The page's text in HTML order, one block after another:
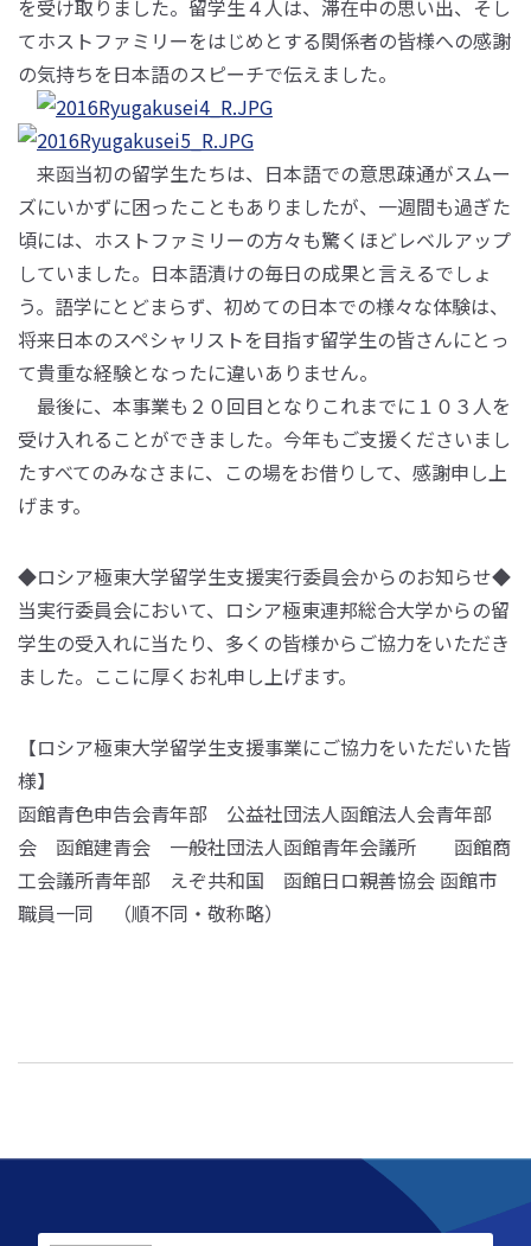
を受け取りました。留学生４人は、滞在中の思い出、そし
てホストファミリーをはじめとする関係者の皆様への感謝
の気持ちを日本語のスピーチで伝えました。
来函当初の留学生たちは、日本語での意思疎通がスムー
ズにいかずに困ったこともありましたが、一週間も過ぎた
頃には、ホストファミリーの方々も驚くほどレベルアップ
していました。日本語漬けの毎日の成果と言えるでしょ
う。語学にとどまらず、初めての日本での様々な体験は、
将来日本のスペシャリストを目指す留学生の皆さんにとっ
て貴重な経験となったに違いありません。
最後に、本事業も２０回目となりこれまでに１０３人を
受け入れることができました。今年もご支援くださいまし
たすべてのみなさまに、この場をお借りして、感謝申し上
げます。
◆ロシア極東大学留学生支援実行委員会からのお知らせ◆
当実行委員会において、ロシア極東連邦総合大学からの留
学生の受入れに当たり、多くの皆様からご協力をいただき
ました。ここに厚くお礼申し上げます。
【ロシア極東大学留学生支援事業にご協力をいただいた皆
様】
函館青色申告会青年部 公益社団法人函館法人会青年部
会 函館建青会 一般社団法人函館青年会議所 函館商
工会議所青年部 えぞ共和国 函館日ロ親善協会 函館市
職員一同 （順不同・敬称略）